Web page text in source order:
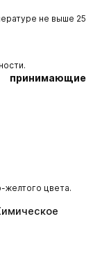
не выше 25
желтого цвета.